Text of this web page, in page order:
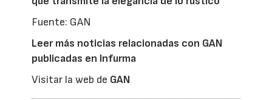
Fuente: GAN
Leer más noticias relacionadas con GAN
publicadas en Infurma
Visitar la web de GAN